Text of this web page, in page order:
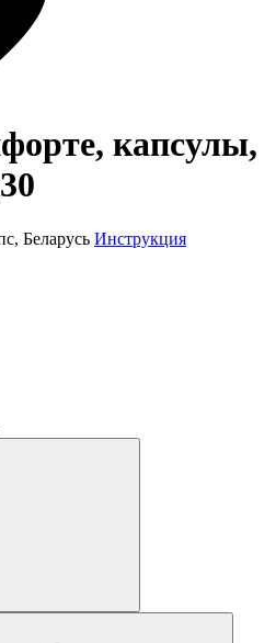
капсулы,
Беларусь Инструкция